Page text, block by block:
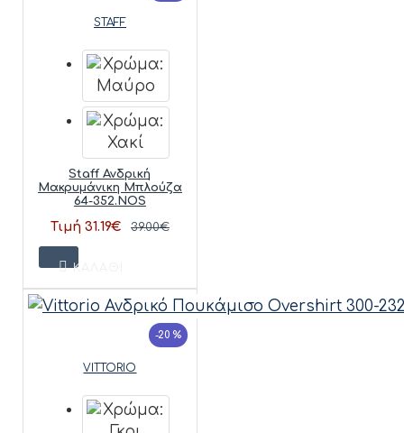
STAFF
Staff Ανδρική
Μακρυμάνικη Μπλούζα
64-352.NOS
Τιμή 31.19€ 39.00€
ΚΑΛΆΘΙ
-20 %
VITTORIO